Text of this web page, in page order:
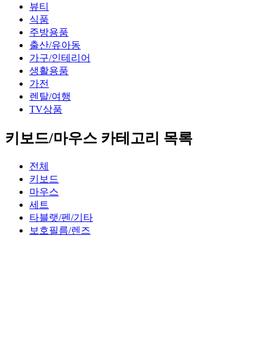
뷰티
식품
주방용품
출산/유아동
가구/인테리어
생활용품
가전
렌탈/여행
TV상품
키보드/마우스 카테고리 목록
전체
키보드
마우스
세트
타블랫/펜/기타
보호필름/렌즈